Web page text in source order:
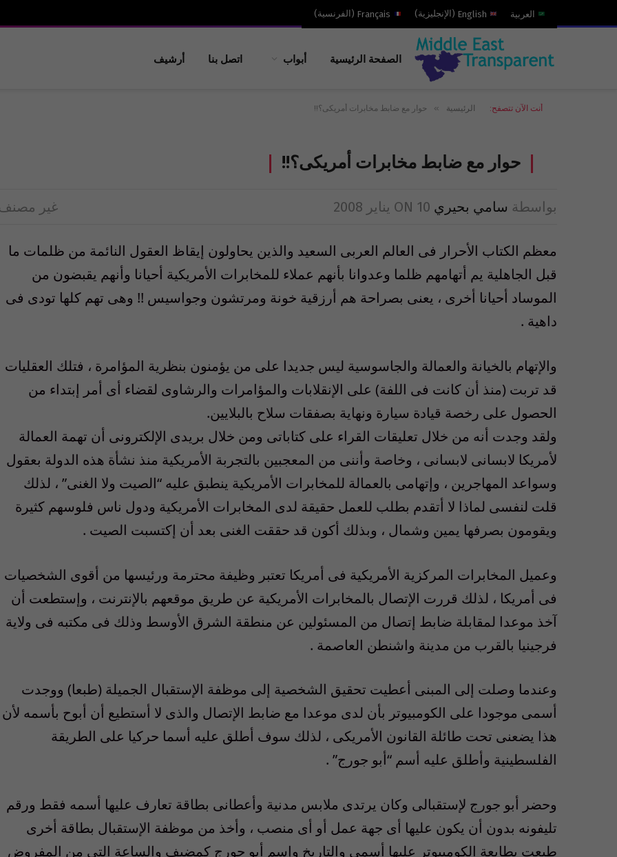
العربية English
( الإنجليزية)
Français
( الفرنسية)
الصفحة الرئيسية أبواب اتصل بنا أرشيف
أنت الآن تتصفح: الرئيسية » حوار مع ضابط مخابرات أمريكى؟!!
حوار مع ضابط مخابرات أمريكى؟!!
بواسطة سامي بحيري ON 10 يناير 2008 غير
معظم الكتاب الأحرار فى العالم العربى السعيد والذين يحاولون إيقاظ العقول النائمة من ظلمات ما
قبل الجاهلية يم أتهامهم ظلما وعدوانا بأنهم عملاء للمخابرات الأمريكية أحيانا وأنهم يقبضون من
الموساد أحيانا أخرى ، يعنى بصراحة هم أرزقية خونة ومرتشون وجواسيس !! وهى تهم كلها تودى فى
داهية .
والإتهام بالخيانة والعمالة والجاسوسية ليس جديدا على من يؤمنون بنظرية المؤامرة ، فتلك العقليات
قد تربت (منذ أن كانت فى اللفة) على الإنقلابات والمؤامرات والرشاوى لقضاء أى أمر إبتداء من
الحصول على رخصة قيادة سيارة ونهاية بصفقات سلاح بالبلايين.
ولقد وجدت أنه من خلال تعليقات القراء على كتاباتى ومن خلال بريدى الإلكترونى أن تهمة العمالة
لأمريكا لابسانى لابسانى ، وخاصة وأننى من المعجبين بالتجربة الأمريكية منذ نشأة هذه الدولة بعقول
وسواعد المهاجرين ، وإتهامى بالعمالة للمخابرات الأمريكية ينطبق عليه “الصيت ولا الغنى” ، لذلك
قلت لنفسى لماذا لا أتقدم بطلب للعمل حقيقة لدى المخابرات الأمريكية ودول ناس فلوسهم كثيرة
ويقومون بصرفها يمين وشمال ، وبذلك أكون قد حققت الغنى بعد أن إكتسبت الصيت .
وعميل المخابرات المركزية الأمريكية فى أمريكا تعتبر وظيفة محترمة ورئيسها من أقوى الشخصيات
فى أمريكا ، لذلك قررت الإتصال بالمخابرات الأمريكية عن طريق موقعهم بالإنترنت ، وإستطعت أن
آخذ موعدا لمقابلة ضابط إتصال من المسئولين عن منطقة الشرق الأوسط وذلك فى مكتبه فى ولاية
فرجينيا بالقرب من مدينة واشنطن العاصمة .
وعندما وصلت إلى المبنى أعطيت تحقيق الشخصية إلى موظفة الإستقبال الجميلة (طبعا) ووجدت
أسمى موجودا على الكومبيوتر بأن لدى موعدا مع ضابط الإتصال والذى لا أستطيع أن أبوح بأسمه لأن
هذا يضعنى تحت طائلة القانون الأمريكى ، لذلك سوف أطلق عليه أسما حركيا على الطريقة
الفلسطينية وأطلق عليه أسم “أبو جورج” .
وحضر أبو جورج لإستقبالى وكان يرتدى ملابس مدنية وأعطانى بطاقة تعارف عليها أسمه فقط ورقم
تليفونه بدون أن يكون عليها أى جهة عمل أو أى منصب ، وأخذ من موظفة الإستقبال بطاقة أخرى
طبعت بطابعة الكومبيوتر عليها أسمى والتاريخ وإسم أبو جورج كمضيف والساعة التى من المفروض